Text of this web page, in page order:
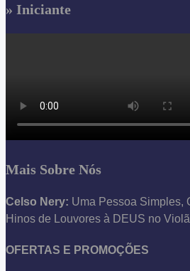
» Iniciante
Mais Sobre Nós
Celso Nery: Uma Pessoa Simples,
Hinos de Louvores à DEUS no
OFERTAS E PROMOÇÕES